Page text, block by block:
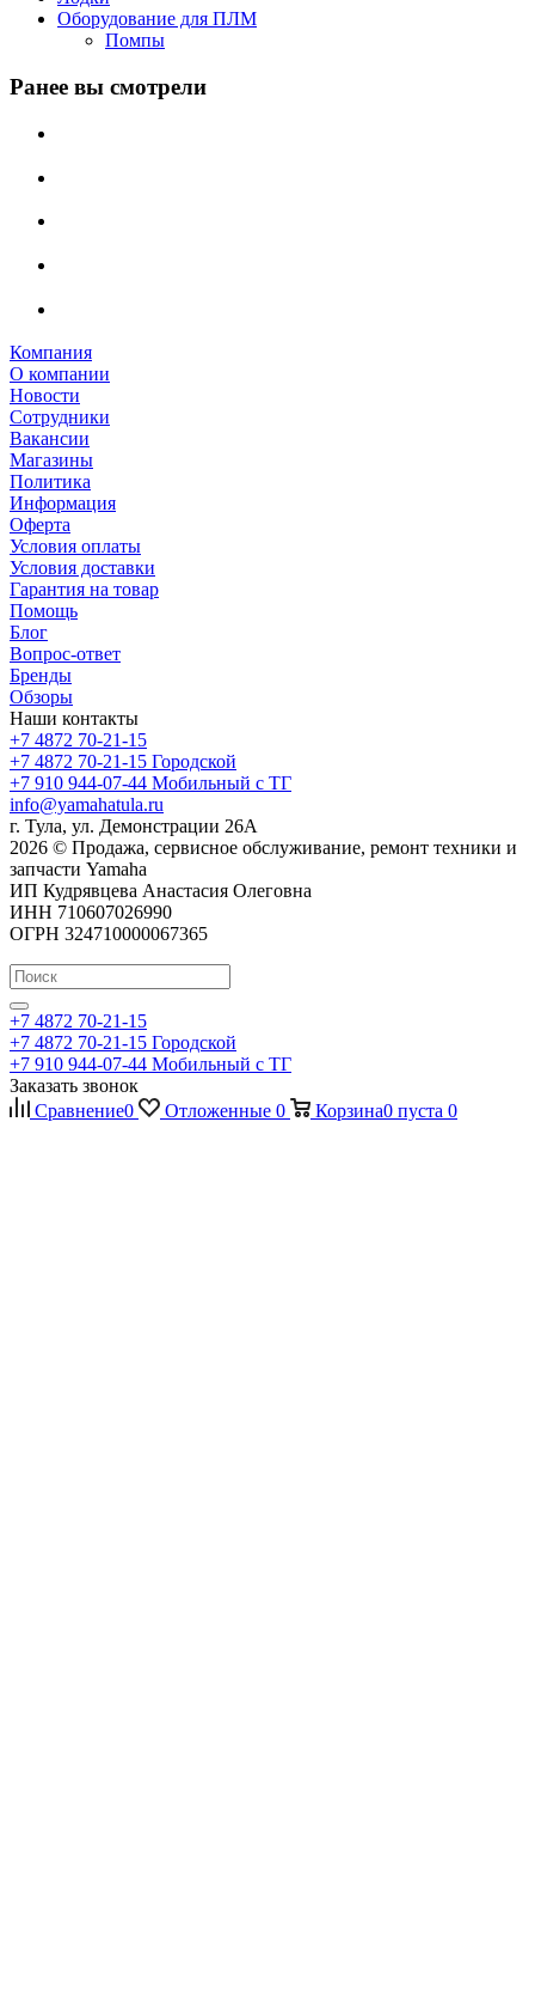
Оборудование для ПЛМ
Помпы
Ранее вы смотрели
Компания
О компании
Новости
Сотрудники
Вакансии
Магазины
Политика
Информация
Оферта
Условия оплаты
Условия доставки
Гарантия на товар
Помощь
Блог
Вопрос-ответ
Бренды
Обзоры
Наши контакты
+7 4872 70-21-15
+7 4872 70-21-15 Городской
+7 910 944-07-44 Мобильный с ТГ
info@yamahatula.ru
г. Тула, ул. Демонстрации 26А
2026 © Продажа, сервисное обслуживание, ремонт техники и
запчасти Yamaha
ИП Кудрявцева Анастасия Олеговна
ИНН 710607026990
ОГРН 324710000067365
+7 4872 70-21-15
+7 4872 70-21-15 Городской
+7 910 944-07-44 Мобильный с ТГ
Заказать звонок
Сравнение0 Отложенные 0 Корзина0 пуста 0